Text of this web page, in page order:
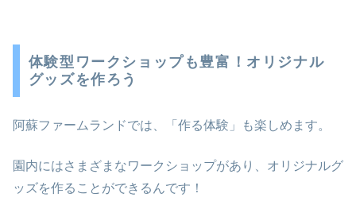
体験型ワークショップも豊富！オリジナル
グッズを作ろう
阿蘇ファームランドでは、「作る体験」も楽しめます。
園内にはさまざまなワークショップがあり、オリジナルグ
ッズを作ることができるんです！